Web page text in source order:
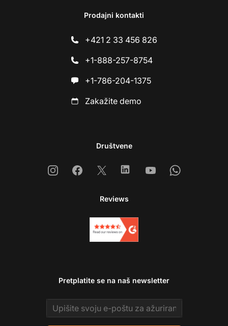
Prodajni kontakti
+421 2 33 456 826
+1-888-257-8754
+1-786-204-1375
Zakažite demo
Društvene
InstagramFacebook
X LinkedinYoutubeWhatsapp
Reviews
Pretplatite se na naš newsletter
Email address